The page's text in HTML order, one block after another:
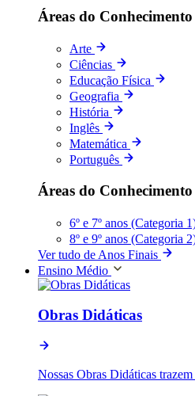
Áreas do Conhecimento
Arte
Ciências
Educação Física
Geografia
História
Inglês
Matemática
Português
Áreas do Conhecimento
6º e 7º anos (Categoria
8º e 9º anos (Categoria
Ver tudo de Anos Finais
Ensino Médio
Obras Didáticas
Nossas Obras Didáticas